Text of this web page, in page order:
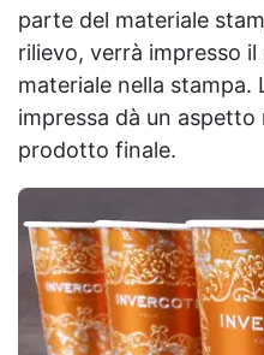
parte del materiale
rilievo, verrà impresso
materiale nella stampa.
impressa dà un aspetto
prodotto finale.